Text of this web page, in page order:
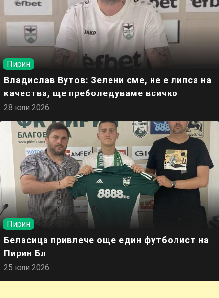
Пирин
Владислав Вутов: Зелени сме, не е липса на
качества, ще преболедуваме всичко
28 юли 2026
Пирин
Беласица привлече още един футболист на
Пирин Бл
25 юли 2026